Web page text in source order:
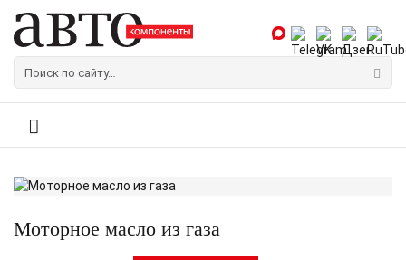
Моторное масло из газа